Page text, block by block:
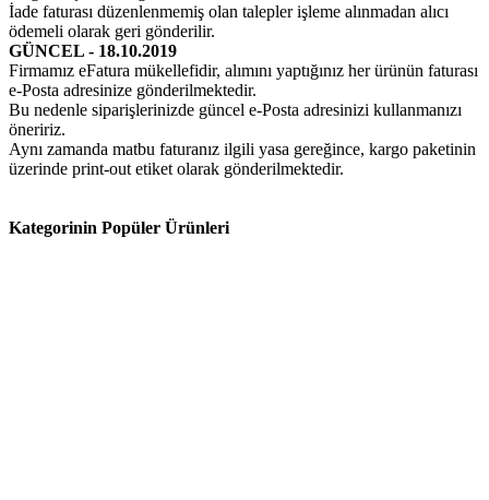
İade faturası düzenlenmemiş olan talepler işleme alınmadan alıcı
ödemeli olarak geri gönderilir.
GÜNCEL - 18.10.2019
Firmamız eFatura mükellefidir, alımını yaptığınız her ürünün faturası
e-Posta adresinize gönderilmektedir.
Bu nedenle siparişlerinizde güncel e-Posta adresinizi kullanmanızı
öneririz.
Aynı zamanda matbu faturanız ilgili yasa gereğince, kargo paketinin
üzerinde print-out etiket olarak gönderilmektedir.
Kategorinin Popüler Ürünleri